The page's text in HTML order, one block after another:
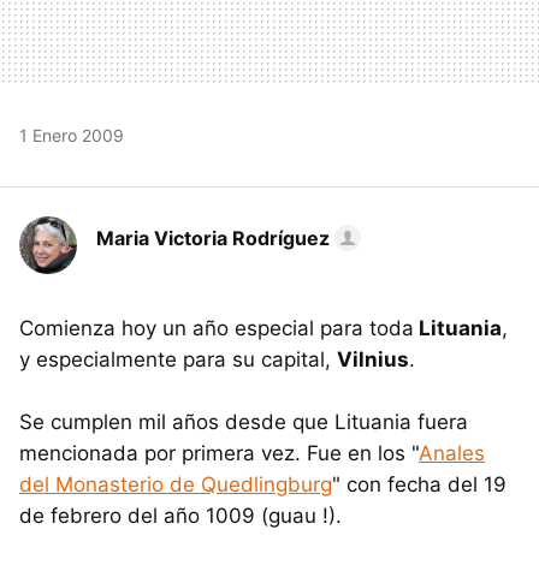
1 Enero 2009
Maria Victoria Rodríguez
Comienza hoy un año especial para toda Lituania,
y especialmente para su capital, Vilnius.
Se cumplen mil años desde que Lituania fuera
mencionada por primera vez. Fue en los "Anales
del Monasterio de Quedlingburg" con fecha del 19
de febrero del año 1009 (guau !).